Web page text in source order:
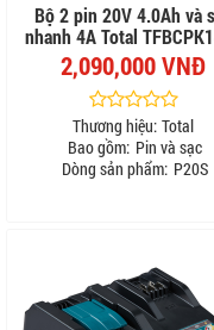
Bộ 2 pin 20V 4.0Ah và
nhanh 4A Total
2,090,000 VNĐ
Thương hiệu: Total
Bao gồm: Pin và sạc
Dòng sản phẩm: P20S